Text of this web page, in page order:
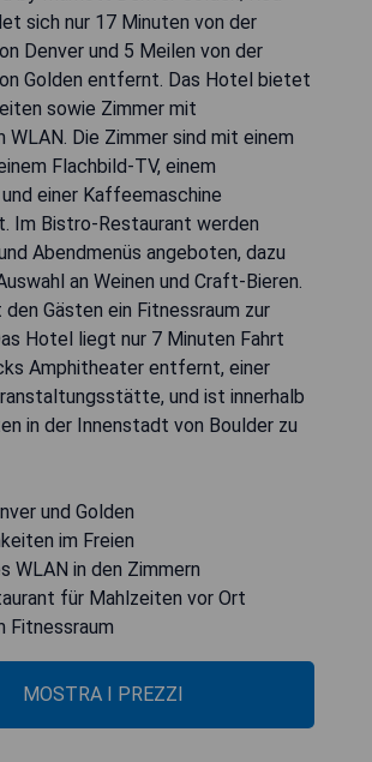
sich nur 17 Minuten von der
Denver und 5 Meilen von der
Golden entfernt. Das Hotel bietet
sowie Zimmer mit
Die Zimmer sind mit einem
Flachbild-TV, einem
einer Kaffeemaschine
Im Bistro-Restaurant werden
Abendmenüs angeboten, dazu
an Weinen und Craft-Bieren.
Gästen ein Fitnessraum zur
Hotel liegt nur 7 Minuten Fahrt
Amphitheater entfernt, einer
und ist innerhalb
in der Innenstadt von Boulder zu
und Golden
im Freien
WLAN in den Zimmern
für Mahlzeiten vor Ort
Fitnessraum
MOSTRA I PREZZI